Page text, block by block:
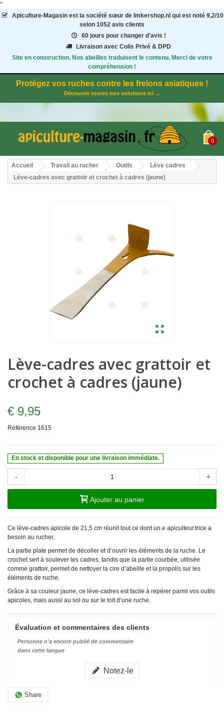
"
Apiculture-Magasinest la société sœur de Imkershop.nl qui est noté 9,2/10
selon 1052 avis clients
60 jours pour changer d'avis !
Livraison avec Colis Privé & DPD
Site en construction. Nos abeilles traduisent le contenu. Merci de votre
compréhension !
Protégez vos ruches contre les frelons asiatiques !
Découvrir toutes nos solutions ici →
0
Accueil Travail au rucher Outils
Lève cadres
Lève-cadres avec grattoir et crochet à cadres (jaune)
Lève-cadres avec grattoir et
crochet à cadres (jaune)
€ 9,95
Référence 1615
En stock et disponible pour une livraison immédiate.
- +
Ajouter au panier
Ce lève-cadres apicole de 21,5 cm réunit tout ce dont un.e apiculteur.trice a
besoin au rucher.
La partie plate permet de décoller et d’ouvrir les éléments de la ruche. Le
crochet sert à soulever les cadres, tandis que la partie courbée, utilisée
comme grattoir, permet de nettoyer la cire d’abeille et la propolis sur les
éléments de ruche.
Grâce à sa couleur jaune, ce lève-cadres est facile à repérer parmi vos outils
apicoles, mais aussi au sol ou sur le toit d’une ruche.
Évaluation et commentaires des clients
Personne n'a encore publié de commentaire
dans cette langue
Notez-le
Share